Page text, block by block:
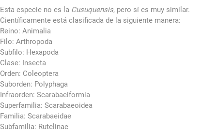
Esta especie no es la Cusuquensis, pero sí es muy similar.
Científicamente está clasificada de la siguiente manera:
Reino: Animalia
Filo: Arthropoda
Subfilo: Hexapoda
Clase: Insecta
Orden: Coleoptera
Suborden: Polyphaga
Infraorden: Scarabaeiformia
Superfamilia: Scarabaeoidea
Familia: Scarabaeidae
Subfamilia: Rutelinae